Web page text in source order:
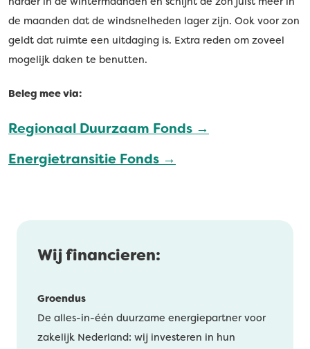
de maanden dat de windsnelheden lager zijn. Ook voor zon
geldt dat ruimte een uitdaging is. Extra reden om zoveel
mogelijk daken te benutten.
Beleg mee via:
Regionaal Duurzaam Fonds →
Energietransitie Fonds →
Wij financieren:
Groendus
De alles-in-één duurzame energiepartner voor
zakelijk Nederland: wij investeren in hun